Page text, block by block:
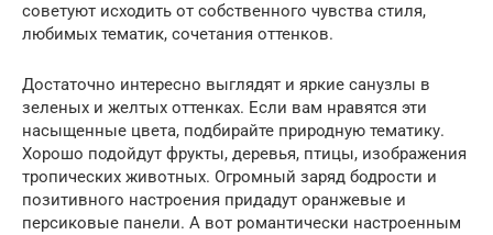
советуют исходить от собственного чувства стиля,
любимых тематик, сочетания оттенков.
Достаточно интересно выглядят и яркие санузлы в
зеленых и желтых оттенках. Если вам нравятся эти
насыщенные цвета, подбирайте природную тематику.
Хорошо подойдут фрукты, деревья, птицы, изображения
тропических животных. Огромный заряд бодрости и
позитивного настроения придадут оранжевые и
персиковые панели. А вот романтически настроенным